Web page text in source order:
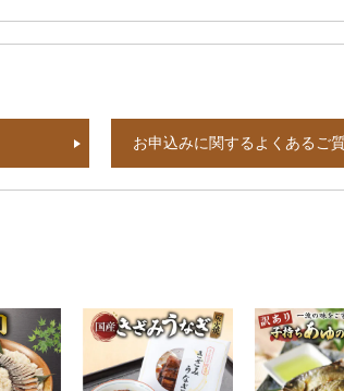
お申込みに関するよくあるご